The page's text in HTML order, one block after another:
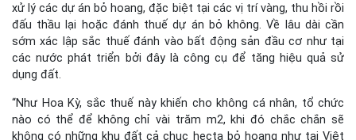
xử lý các dự án bỏ hoang, đặc biệt tại các vị trí vàng, thu hồi rồi
đấu thầu lại hoặc đánh thuế dự án bỏ không. Về lâu dài cần
sớm xác lập sắc thuế đánh vào bất động sản đầu cơ như tại
các nước phát triển bởi đây là công cụ để tăng hiệu quả sử
dụng đất.
“Như Hoa Kỳ, sắc thuế này khiến cho không cá nhân, tổ chức
nào có thể để không chỉ vài trăm m2, khi đó chắc chắn sẽ
không có những khu đất cả chục hecta bỏ hoang như tại Việt